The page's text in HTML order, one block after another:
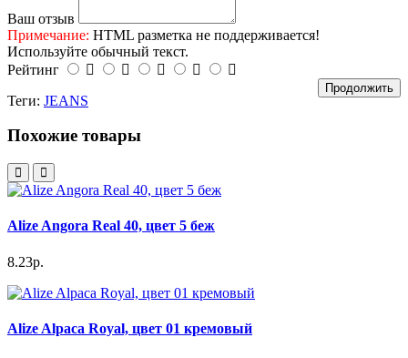
Ваш отзыв
Примечание: HTML разметка не поддерживается!
Используйте обычный текст.
Рейтинг
Продолжить
Теги: JEANS
Похожие товары
Alize Angora Real 40, цвет 5 беж
8.23р.
Alize Alpaca Royal, цвет 01 кремовый